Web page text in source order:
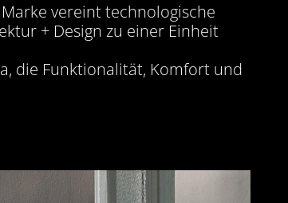
vereint technologische
+ Design zu einer Einheit
die Funktionalität, Komfort und